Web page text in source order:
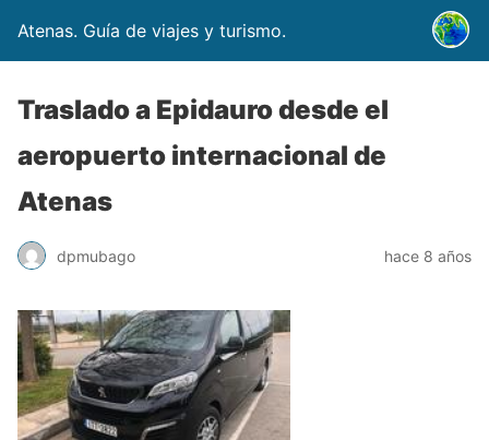
Atenas. Guía de viajes y turismo.
Traslado a Epidauro desde el
aeropuerto internacional de
Atenas
dpmubago hace 8 años